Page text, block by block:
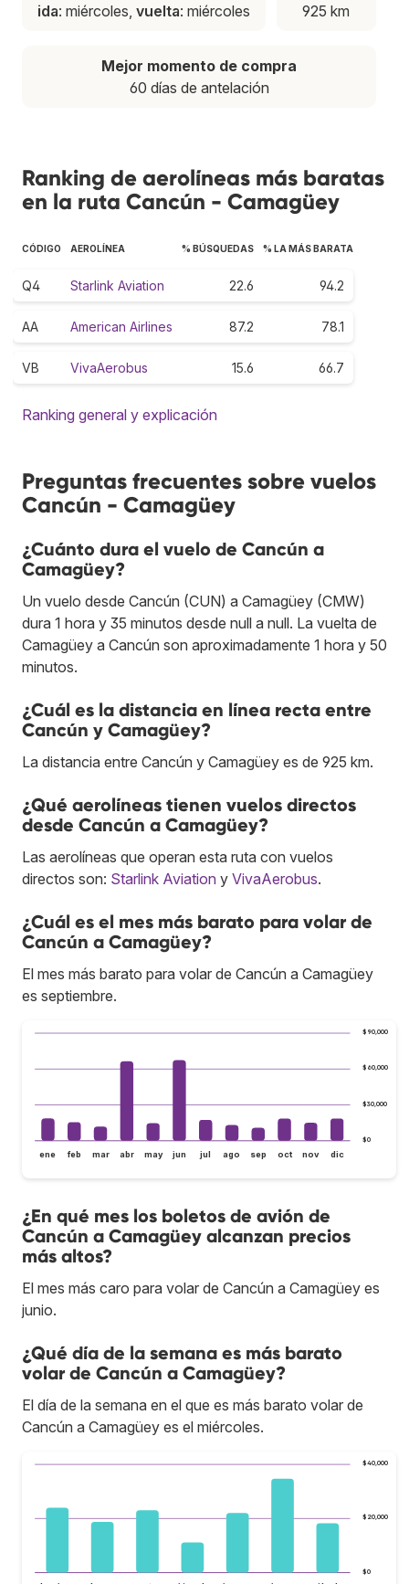
ida: miércoles, vuelta: miércoles
925 km
Mejor momento de compra
60 días de antelación
Ranking de aerolíneas más baratas
en la ruta Cancún - Camagüey
CÓDIGO AEROLÍNEA % BÚSQUEDAS % LA MÁS BARATA
Q4 Starlink Aviation 22.6 94.2
AA American Airlines 87.2 78.1
VB VivaAerobus 15.6 66.7
Ranking general y explicación
Preguntas frecuentes sobre vuelos
Cancún - Camagüey
¿Cuánto dura el vuelo de Cancún a
Camagüey?
Un vuelo desde Cancún (CUN) a Camagüey (CMW)
dura 1 hora y 35 minutos desde null a null. La vuelta de
Camagüey a Cancún son aproximadamente 1 hora y 50
minutos.
¿Cuál es la distancia en línea recta entre
Cancún y Camagüey?
La distancia entre Cancún y Camagüey es de 925 km.
¿Qué aerolíneas tienen vuelos directos
desde Cancún a Camagüey?
Las aerolíneas que operan esta ruta con vuelos
directos son: Starlink Aviation y VivaAerobus.
¿Cuál es el mes más barato para volar de
Cancún a Camagüey?
El mes más barato para volar de Cancún a Camagüey
es septiembre.
$0
$30,000
$60,000
$90,000
ene feb mar abr may jun jul ago sep oct nov dic
¿En qué mes los boletos de avión de
Cancún a Camagüey alcanzan precios
más altos?
El mes más caro para volar de Cancún a Camagüey es
junio.
¿Qué día de la semana es más barato
volar de Cancún a Camagüey?
El día de la semana en el que es más barato volar de
Cancún a Camagüey es el miércoles.
$0
$20,000
$40,000